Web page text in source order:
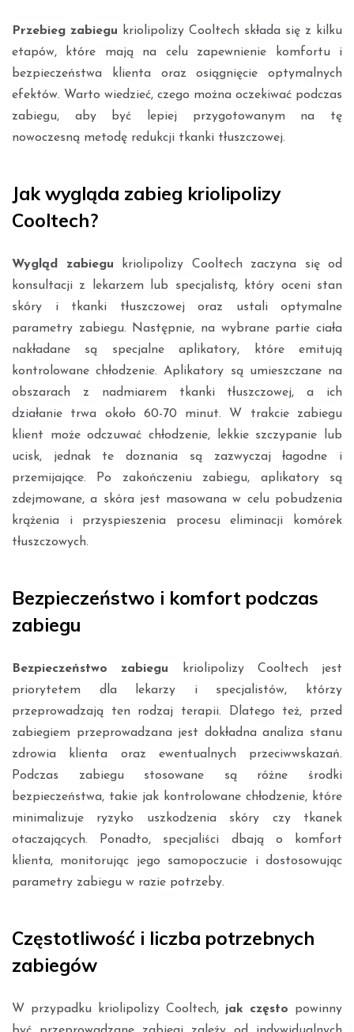
Przebieg zabiegu kriolipolizy Cooltech składa się z kilku
etapów, które mają na celu zapewnienie komfortu i
bezpieczeństwa klienta oraz osiągnięcie optymalnych
efektów. Warto wiedzieć, czego można oczekiwać podczas
zabiegu, aby być lepiej przygotowanym na tę
nowoczesną metodę redukcji tkanki tłuszczowej.
Jak wygląda zabieg kriolipolizy
Cooltech?
Wygląd zabiegu kriolipolizy Cooltech zaczyna się od
konsultacji z lekarzem lub specjalistą, który oceni stan
skóry i tkanki tłuszczowej oraz ustali optymalne
parametry zabiegu. Następnie, na wybrane partie ciała
nakładane są specjalne aplikatory, które emitują
kontrolowane chłodzenie. Aplikatory są umieszczane na
obszarach z nadmiarem tkanki tłuszczowej, a ich
działanie trwa około 60-70 minut. W trakcie zabiegu
klient może odczuwać chłodzenie, lekkie szczypanie lub
ucisk, jednak te doznania są zazwyczaj łagodne i
przemijające. Po zakończeniu zabiegu, aplikatory są
zdejmowane, a skóra jest masowana w celu pobudzenia
krążenia i przyspieszenia procesu eliminacji komórek
tłuszczowych.
Bezpieczeństwo i komfort podczas
zabiegu
Bezpieczeństwo zabiegu kriolipolizy Cooltech jest
priorytetem dla lekarzy i specjalistów, którzy
przeprowadzają ten rodzaj terapii. Dlatego też, przed
zabiegiem przeprowadzana jest dokładna analiza stanu
zdrowia klienta oraz ewentualnych przeciwwskazań.
Podczas zabiegu stosowane są różne środki
bezpieczeństwa, takie jak kontrolowane chłodzenie, które
minimalizuje ryzyko uszkodzenia skóry czy tkanek
otaczających. Ponadto, specjaliści dbają o komfort
klienta, monitorując jego samopoczucie i dostosowując
parametry zabiegu w razie potrzeby.
Częstotliwość i liczba potrzebnych
zabiegów
W przypadku kriolipolizy Cooltech, jak często powinny